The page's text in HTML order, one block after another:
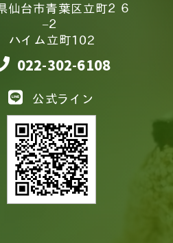
仙台市青葉区立町２６
−２
ハイム立町102
022-302-6108
公式ライン